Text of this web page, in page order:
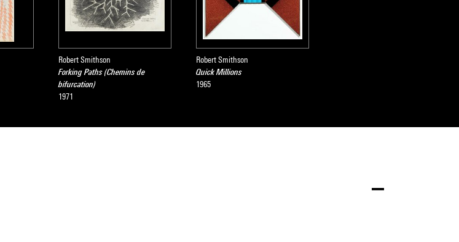
Robert Smithson
Forking Paths (Chemins de
bifurcation)
1971
Robert Smithson
Quick Millions
1965